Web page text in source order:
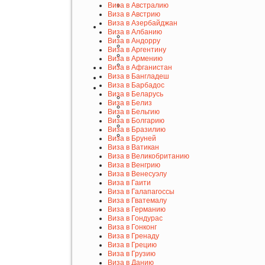
Виза в Австралию
Виза в Австрию
Виза в Азербайджан
Виза в Албанию
Виза в Андорру
Виза в Аргентину
Виза в Армению
Виза в Афганистан
Виза в Бангладеш
Виза в Барбадос
Виза в Беларусь
Виза в Белиз
Виза в Бельгию
Виза в Болгарию
Виза в Бразилию
Виза в Бруней
Виза в Ватикан
Виза в Великобританию
Виза в Венгрию
Виза в Венесуэлу
Виза в Гаити
Виза в Галапагоссы
Виза в Гватемалу
Виза в Германию
Виза в Гондурас
Виза в Гонконг
Виза в Гренаду
Виза в Грецию
Виза в Грузию
Виза в Данию